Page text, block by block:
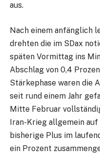
aus.
Nach einem anfänglich
drehten die im SDax
späten Vormittag ins
Abschlag von 0,4
Stärkephase waren die
seit rund einem Jahr
Mitte Februar
Iran-Krieg allgemein auf
bisherige Plus im
ein Prozent